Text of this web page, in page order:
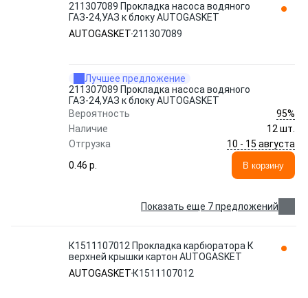
211307089 Прокладка насоса водяного
ГАЗ-24,УАЗ к блоку AUTOGASKET
AUTOGASKET 211307089
Лучшее предложение
211307089 Прокладка насоса водяного
ГАЗ-24,УАЗ к блоку AUTOGASKET
Вероятность
95%
Наличие
12 шт.
Отгрузка
10 - 15 августа
0.46 p.
В корзину
Показать еще 7 предложений
К1511107012 Прокладка карбюратора К
верхней крышки картон AUTOGASKET
AUTOGASKET К1511107012